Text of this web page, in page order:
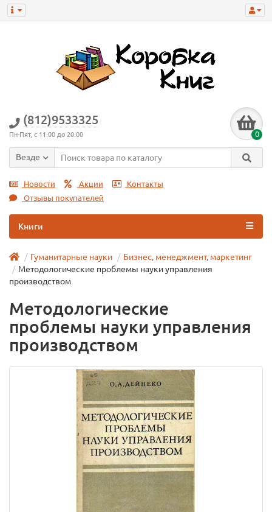
(812)9533325
Пн-Пят, с 11:00 до 20:00 0
Везде
Новости Акции
Контакты
Отзывы покупателей
Книги
Гуманитарные науки
Бизнес, менеджмент, маркетинг
Методологические проблемы науки управления
производством
Методологические
проблемы науки управления
производством